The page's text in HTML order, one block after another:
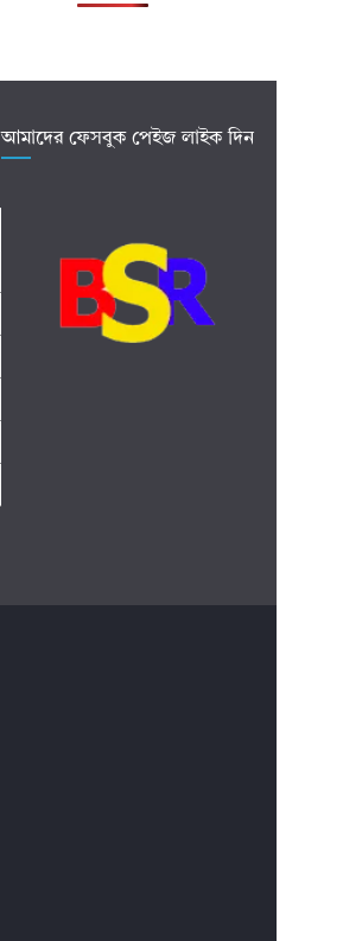
আমাদের ফেসবুক পেইজ লাইক দিন